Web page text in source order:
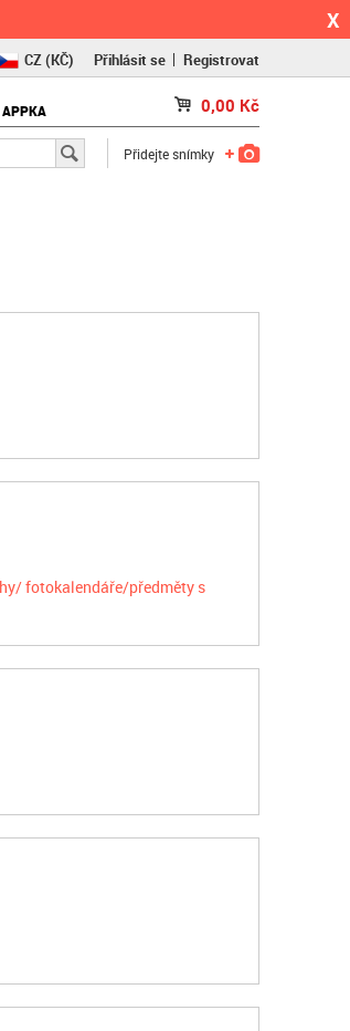
X
CZ(KČ)
RO(RON)
Přihlásit se Registrovat
APPKA 0,00 Kč
Přidejte snímky
fotokalendáře/předměty s